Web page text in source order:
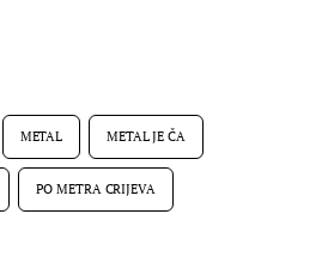
METAL METAL JE ČA
PO METRA CRIJEVA